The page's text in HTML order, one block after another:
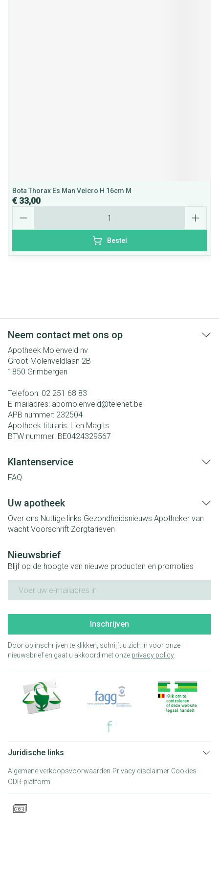
Bota Thorax Es Man Velcro H 16cm M
€ 33,00
Bestel
Neem contact met ons op
Apotheek Molenveld nv
Groot-Molenveldlaan 2B
1850 Grimbergen
Telefoon: 02 251 68 83
E-mailadres: apomolenveld@telenet.be
APB nummer: 232504
Apotheek titularis: Lien Magits
BTW nummer: BE0424329567
Klantenservice
FAQ
Uw apotheek
Over ons Nuttige links Gezondheidsnieuws Apotheker van
wacht Voorschrift Zorgtarieven
Nieuwsbrief
Blijf op de hoogte van nieuwe producten en promoties
Inschrijven
Door op inschrijven te klikken, schrijft u zich in voor onze
nieuwsbrief en gaat u akkoord met onze privacy policy.
Juridische links
Algemene verkoopsvoorwaarden Privacy disclaimer Cookies
ODR-platform